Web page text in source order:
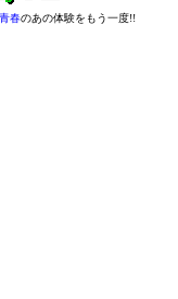
春のあの体験をもう一度!!